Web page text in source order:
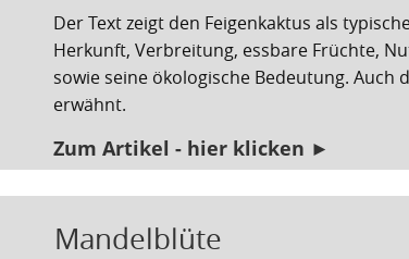
Der Text zeigt den Feigenkaktus als
Herkunft, Verbreitung, essbare Früchte,
sowie seine ökologische Bedeutung. Auch
erwähnt.
Zum Artikel - hier klicken ►
Mandelblüte